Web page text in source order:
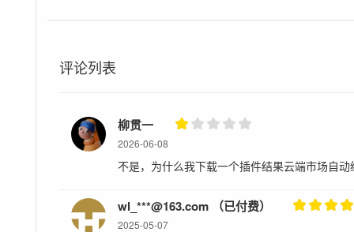
评论列表
柳贯一
2026-06-08
不是，为什么我下载一个插件结果云端市场自
wl_***@163.com （已付费）
2025-05-07